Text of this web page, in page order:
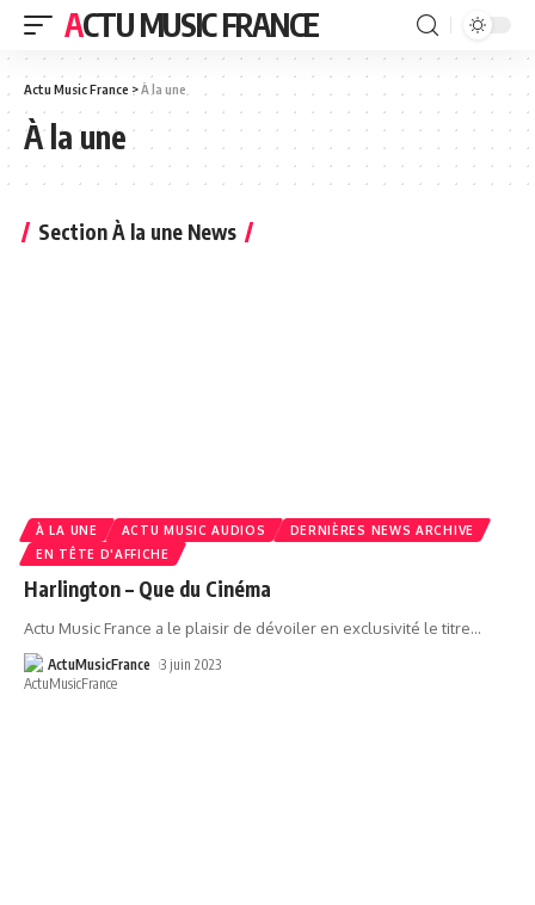
ACTU MUSIC FRANCE
Actu Music France >À la une
À la une
Section À la une News
À LA UNE ACTU MUSIC AUDIOS
DERNIÈRES NEWS ARCHIVE
EN TÊTE D'AFFICHE
Harlington – Que du Cinéma
Actu Music France a le plaisir de dévoiler en exclusivité le titre…
ActuMusicFrance 3 juin 2023